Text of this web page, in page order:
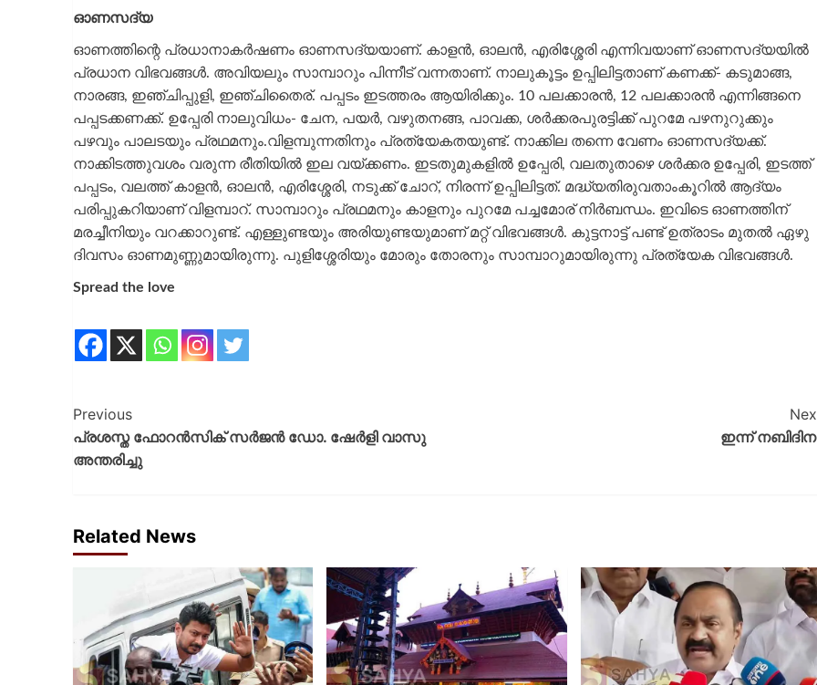
ഓണസദ്യ
ഓണത്തിന്റെ പ്രധാനാകർഷണം ഓണസദ്യയാണ്‌. കാളൻ, ഓലൻ, എരിശ്ശേരി എന്നിവയാണ്‌ ഓണസദ്യയിൽ
പ്രധാന വിഭവങ്ങൾ. അവിയലും സാമ്പാറും പിന്നീട്‌ വന്നതാണ്‌. നാലുകൂട്ടം ഉപ്പിലിട്ടതാണ്‌ കണക്ക്‌- കടുമാങ്ങ,
നാരങ്ങ, ഇഞ്ചിപ്പുളി, ഇഞ്ചിതൈര്‌. പപ്പടം ഇടത്തരം ആയിരിക്കും. 10 പലക്കാരൻ, 12 പലക്കാരൻ എന്നിങ്ങനെ
പപ്പടക്കണക്ക്‌. ഉപ്പേരി നാലുവിധം- ചേന, പയർ‌, വഴുതനങ്ങ, പാവക്ക, ശർക്കരപുരട്ടിക്ക്‌ പുറമേ പഴനുറുക്കും
പഴവും പാലടയും പ്രഥമനും.വിളമ്പുന്നതിനും പ്രത്യേകതയുണ്ട്‌. നാക്കില തന്നെ വേണം ഓണസദ്യക്ക്‌.
നാക്കിടത്തുവശം വരുന്ന രീതിയിൽ ഇല വയ്ക്കണം. ഇടതുമുകളിൽ ഉപ്പേരി, വലതുതാഴെ ശർക്കര ഉപ്പേരി, ഇടത്ത്‌
പപ്പടം, വലത്ത്‌ കാളൻ, ഓലൻ, എരിശ്ശേരി, നടുക്ക്‌ ചോറ്‌, നിരന്ന്‌ ഉപ്പിലിട്ടത്‌. മദ്ധ്യതിരുവതാംകൂറിൽ ആദ്യം
പരിപ്പുകറിയാണ്‌ വിളമ്പാറ്‌. സാമ്പാറും പ്രഥമനും കാളനും പുറമേ പച്ചമോര്‌ നിർബന്ധം. ഇവിടെ ഓണത്തിന്‌
മരച്ചീനിയും വറക്കാറുണ്ട്‌. എള്ളുണ്ടയും അരിയുണ്ടയുമാണ്‌ മറ്റ്‌ വിഭവങ്ങൾ. കുട്ടനാട്ട്‌ പണ്ട്‌ ഉത്രാടം മുതൽ ഏഴു
ദിവസം ഓണമുണ്ണുമായിരുന്നു. പുളിശ്ശേരിയും മോരും തോരനും സാമ്പാറുമായിരുന്നു പ്രത്യേക വിഭവങ്ങൾ.
Spread the love
Previous
പ്രശസ്ത ഫോറന്‍സിക് സര്‍ജന്‍ ഡോ. ഷേര്‍ളി വാസു
അന്തരിച്ചു
ഇന്ന്
Related News